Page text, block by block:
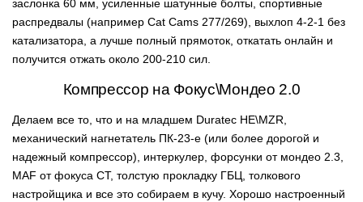
заслонка 60 мм, усиленные шатунные болты, спортивные
распредвалы (например Cat Cams 277/269), выхлоп 4-2-1 без
катализатора, а лучше полный прямоток, откатать онлайн и
получится отжать около 200-210 сил.
Компрессор на Фокус\Мондео 2.0
Делаем все то, что и на младшем Duratec HE\MZR,
механический нагнетатель ПК-23-е (или более дорогой и
надежный компрессор), интеркулер, форсунки от мондео 2.3,
MAF от фокуса СТ, толстую прокладку ГБЦ, толкового
настройщика и все это собираем в кучу. Хорошо настроенный